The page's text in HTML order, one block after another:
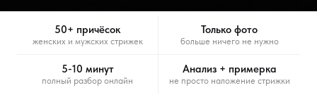
50+ причёсок
женских и мужских стрижек
Только фото
больше ничего не нужно
5-10 минут
полный разбор онлайн
Анализ + примерка
не просто наложение стрижки